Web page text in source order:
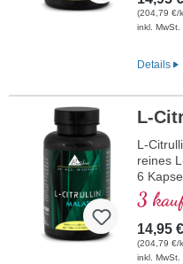
vegan,
nach
Charge
(204,79 €/
inkl. MwSt.
Details
L-
L-
reines
6
3
14,95 €
(204,79 €/
inkl. MwSt.